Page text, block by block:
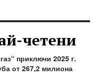
четени
приключи 2025 г.
от 267,2 милиона